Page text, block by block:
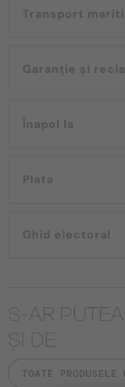
Transport
Garanție și
Înapoi la
Plata
Ghid electoral
S-AR
ȘI DE
TOATE PRODUSELE